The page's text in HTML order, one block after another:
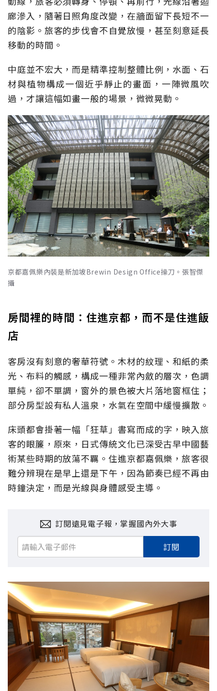
廊滲入，隨著日照角度改變，在牆面留下長短不一
的陰影。旅客的步伐會不自覺放慢，甚至刻意延長
移動的時間。
中庭並不宏大，而是精準控制整體比例，水面、石
材與植物構成一個近乎靜止的畫面，一陣微風吹
過，才讓這幅如畫一般的場景，微微晃動。
京都嘉佩樂內裝是新加坡Brewin Design Office操刀。張智傑
攝
房間裡的時間：住進京都，而不是住進飯
店
客房沒有刻意的奢華符號。木材的紋理、和紙的柔
光、布料的觸感，構成一種非常內斂的層次，色調
單純，卻不單調，窗外的景色被大片落地窗框住；
部分房型設有私人溫泉，水氣在空間中緩慢擴散。
床頭都會掛著一幅「狂草」書寫而成的字，映入旅
客的眼簾，原來，日式傳統文化已深受古早中國藝
術某些時期的放蕩不羈。住進京都嘉佩樂，旅客很
難分辨現在是早上還是下午，因為節奏已經不再由
時鐘決定，而是光線與身體感受主導。
訂閱遠見電子報，掌握國內外大事
訂閱